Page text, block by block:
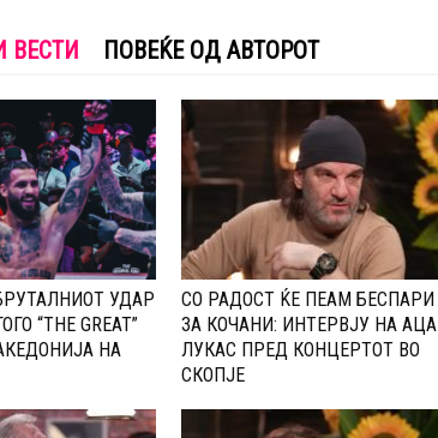
ВЕСТИ ПОВЕЌЕ ОД АВТОРОТ
УДАР
“THE GREAT”
НА
СО РАДОСТ ЌЕ ПЕАМ БЕСПАРИ
ЗА КОЧАНИ: ИНТЕРВЈУ НА АЦА
ЛУКАС ПРЕД КОНЦЕРТОТ ВО
СКОПЈЕ